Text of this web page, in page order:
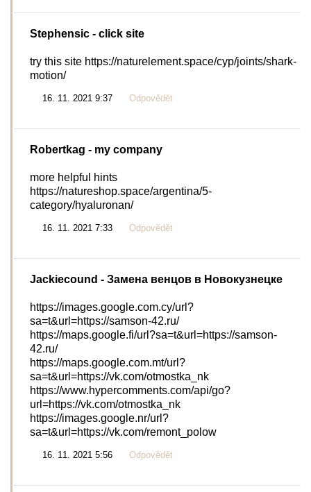
Stephensic - click site
try this site https://naturelement.space/cyp/joints/shark-
motion/
16. 11. 2021 9:37 Odpovědět
Robertkag - my company
more helpful hints
https://natureshop.space/argentina/5-
category/hyaluronan/
16. 11. 2021 7:33 Odpovědět
Jackiecound - Замена венцов в Новокузнецке
https://images.google.com.cy/url?
sa=t&url=https://samson-42.ru/
https://maps.google.fi/url?sa=t&url=https://samson-
42.ru/
https://maps.google.com.mt/url?
sa=t&url=https://vk.com/otmostka_nk
https://www.hypercomments.com/api/go?
url=https://vk.com/otmostka_nk
https://images.google.nr/url?
sa=t&url=https://vk.com/remont_polow
16. 11. 2021 5:56 Odpovědět